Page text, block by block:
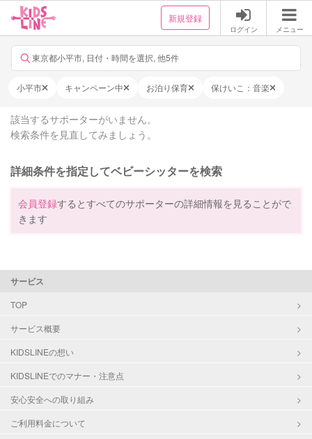
新規登録
ログイン メニュー
東京都小平市, 日付・時間を選択, 他5件
小平市 キャンペーン中 お泊り保育 保けいこ：音楽
該当するサポーターがいません。
検索条件を見直してみましょう。
詳細条件を指定してベビーシッターを検索
会員登録するとすべてのサポーターの詳細情報を見ることがで
きます
サービス
TOP
サービス概要
KIDSLINEの想い
KIDSLINEでのマナー・注意点
安心安全への取り組み
ご利用料金について